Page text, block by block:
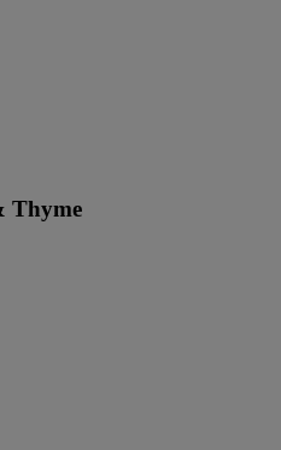
Thyme